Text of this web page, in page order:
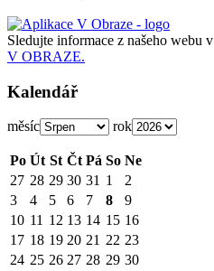
Sledujte informace z našeho webu v
V OBRAZE.
Kalendář
měsíc rok
Po Út St Čt Pá So Ne
27 28 29 30 31 1
2
3
4 5 6 7 8
9
10 11 12 13 14 15 16
17 18 19 20 21 22 23
24 25 26 27 28 29 30